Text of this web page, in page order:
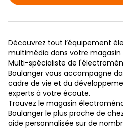
Découvrez tout l’équipement
multimédia dans votre magasin
Multi-spécialiste de
Boulanger vous accompagne
cadre de vie et du
experts à votre écoute.
Trouvez le magasin
Boulanger le plus proche de
aide personnalisée sur de